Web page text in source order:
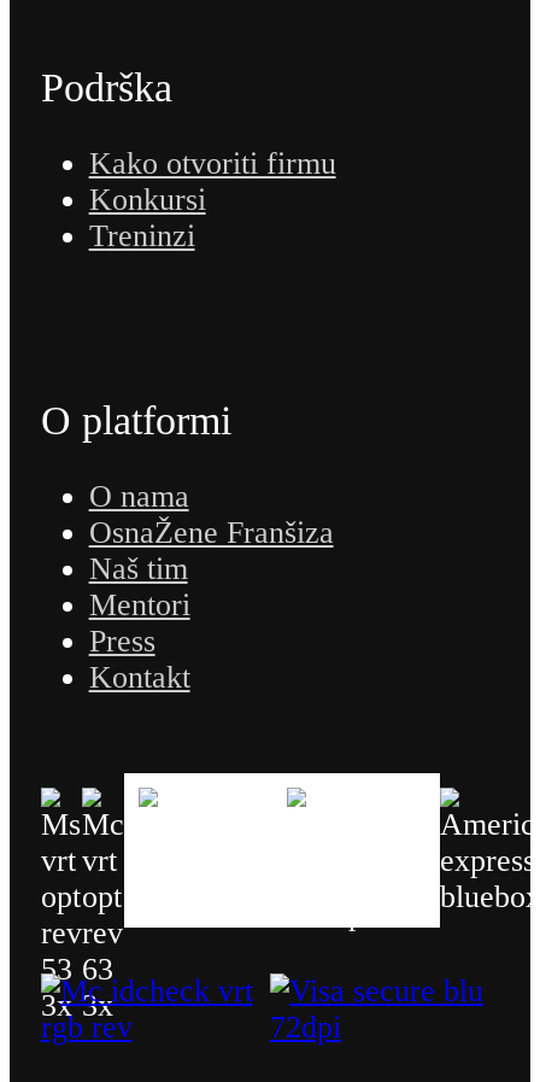
Podrška
Kako otvoriti firmu
Konkursi
Treninzi
O platformi
O nama
OsnaŽene Franšiza
Naš tim
Mentori
Press
Kontakt